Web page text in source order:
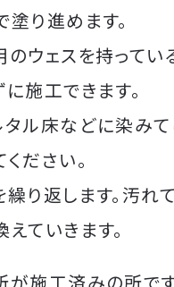
り進めます。
ウェスを持って
施工できます。
ル床などに染みて
ださい。
り返します。汚れ
ていきます。